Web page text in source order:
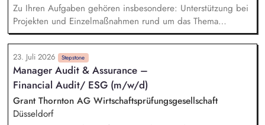
Zu Ihren Aufgaben gehören insbesondere: Unterstützung bei
Projekten und Einzelmaßnahmen rund um das Thema
Nachhaltigkeit, Mitarbeit bei der Umsetzung regulatorischer
Nachhaltigkeitsanforderungen, Unterstützung bei der
Erstellung des Nachhaltigkeitsberichts sowie der Klimabilanz,
Recherche, Aufbereitung und Analyse aktueller
Nachhaltigkeitsthemen, Mitarbeit bei Aufgaben im ESG-
Risikomanagement, insbesondere bei fachlichen
Ausarbeitungen und Analysen, Unterstützung bei der
23. Juli 2026 Stepstone
Manager Audit & Assurance –
Financial Audit/ ESG (m/w/d)
Grant Thornton AG Wirtschaftsprüfungsgesellschaft
Düsseldorf